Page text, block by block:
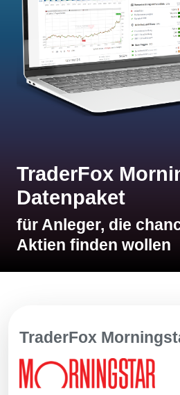
TraderFox
Datenpaket
für Anleger, die
Aktien finden wollen
TraderFox